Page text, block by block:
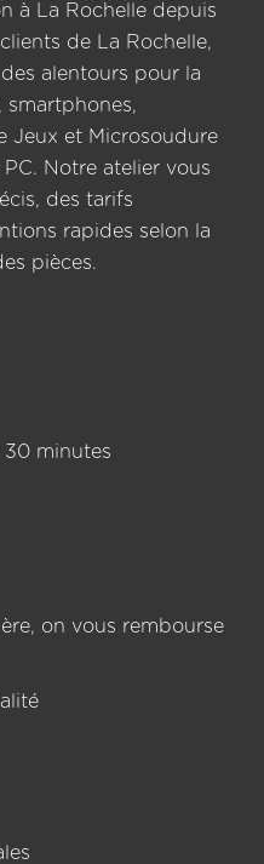
à La Rochelle depuis
de La Rochelle,
alentours pour la
smartphones,
Jeux et Microsoudure
Notre atelier vous
des tarifs
rapides selon la
pièces.
30 minutes
on vous rembourse